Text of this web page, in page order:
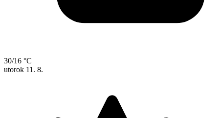
30/16 °C
utorok 11. 8.